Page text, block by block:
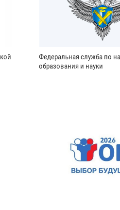
Федеральная служба по
образования и науки